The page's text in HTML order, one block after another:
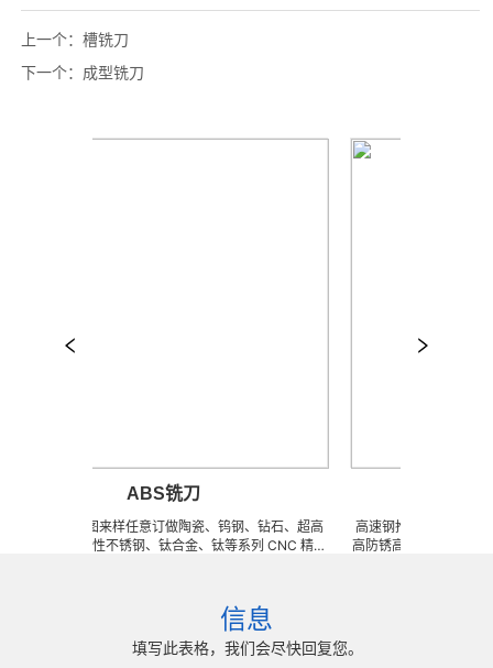
上一个： 槽铣刀
下一个： 成型铣刀
ABS铣刀
铣刀 可来图来样任意订做陶瓷、钨钢、钻石、超高
硬度高韧性不锈钢、钛合金、钛等系列 CNC 精密
、超耐磨、耐冲击、高精密度、组合成 型的加工，
完美的刃口品质和高可至士 0.0005mm( ± 0.5um)
的尺寸公差，实现高效率、低成本的应用。
高速钢推刀 可来图来样任
高防锈高硬度高韧性不锈
0.5um) 的尺寸公差，实
信息
填写此表格，我们会尽快回复您。